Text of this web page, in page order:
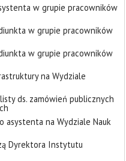
w grupie pracowników
w grupie pracowników
w grupie pracowników
na Wydziale
ds. zamówień publicznych
asystenta na Wydziale Nauk
Dyrektora Instytutu